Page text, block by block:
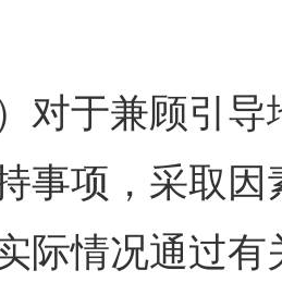
于兼顾引导
事项，采取
际情况通过